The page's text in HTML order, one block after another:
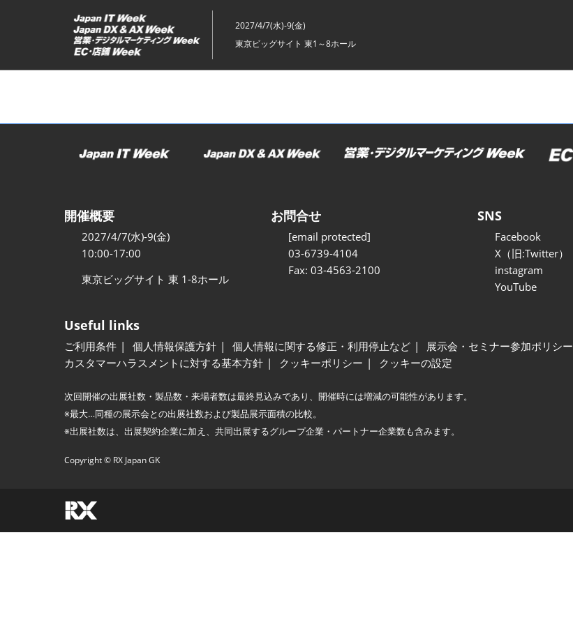
ッ
2027/4/7(水)-9(金)
東京ビッグサイト 東1～8ホール
開催概要
2027/4/7(水)-9(金)
10:00-17:00
東京ビッグサイト 東 1-8ホール
お問合せ
[email protected]
03-6739-4104
Fax: 03-4563-2100
SNS
Facebook
X（旧:Twitter）
instagram
YouTube
Useful links
ご利用条件 個人情報保護方針 個人情報に関する修正・利用停止など 展示会・セミナー参加ポリシー
カスタマーハラスメントに対する基本方針
クッキーポリシー クッキーの設定
次回開催の出展社数・製品数・来場者数は最終見込みであり、開催時には増減の可能性があります。
※最大…同種の展示会との出展社数および製品展示面積の比較。
※出展社数は、出展契約企業に加え、共同出展するグループ企業・パートナー企業数も含みます。
Copyright © RX Japan GK